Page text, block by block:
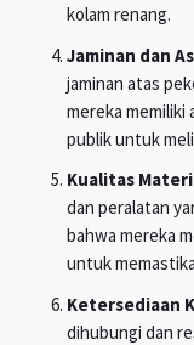
kolam renang.
Jaminan dan
jaminan atas
mereka memiliki
publik untuk
Kualitas
dan peralatan
bahwa mereka
untuk
Ketersediaan
dihubungi dan